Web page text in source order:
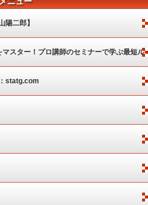
陽二郎】
スター！プロ講師のセミナーで学ぶ最短ル
statg.com